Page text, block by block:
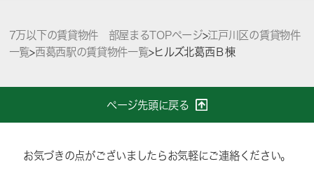
7万以下の賃貸物件 部屋まるTOPページ>江戸川区の賃貸物件
一覧>西葛西駅の賃貸物件一覧>ヒルズ北葛西Ｂ棟
ページ先頭に戻る
お気づきの点がございましたらお気軽にご連絡ください。